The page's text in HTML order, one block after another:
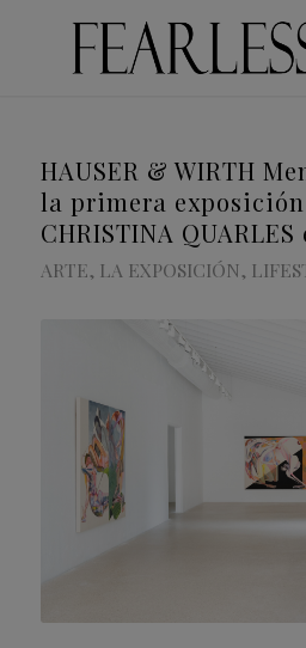
HAUSER & WIRTH
la primera
CHRISTINA
ARTE, LA EXPOSICIÓN,